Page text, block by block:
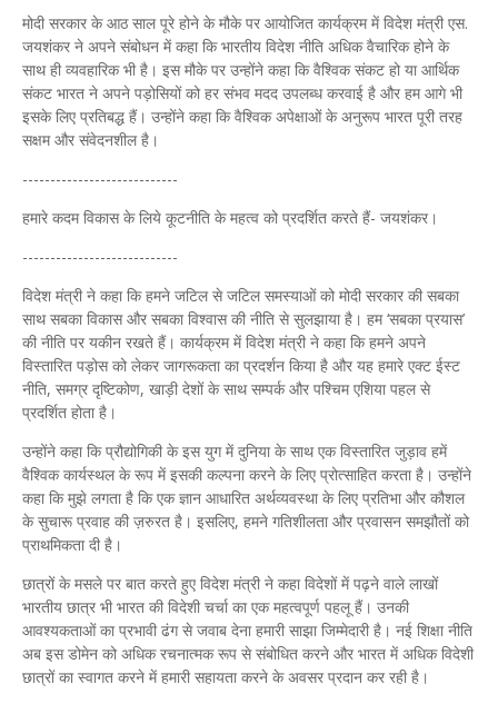
मोदी सरकार के आठ साल पूरे होने के मौके पर आयोजित कार्यक्रम में विदेश मंत्री एस.
जयशंकर ने अपने संबोधन में कहा कि भारतीय विदेश नीति अधिक वैचारिक होने के
साथ ही व्यवहारिक भी है। इस मौके पर उन्होंने कहा कि वैश्विक संकट हो या आर्थिक
संकट भारत ने अपने पड़ोसियों को हर संभव मदद उपलब्ध करवाई है और हम आगे भी
इसके लिए प्रतिबद्ध हैं। उन्होंने कहा कि वैश्विक अपेक्षाओं के अनुरूप भारत पूरी तरह
सक्षम और संवेदनशील है।
----------------------------
हमारे कदम विकास के लिये कूटनीति के महत्व को प्रदर्शित करते हैं- जयशंकर।
----------------------------
विदेश मंत्री ने कहा कि हमने जटिल से जटिल समस्याओं को मोदी सरकार की सबका
साथ सबका विकास और सबका विश्वास की नीति से सुलझाया है। हम ‘सबका प्रयास’
की नीति पर यकीन रखते हैं। कार्यक्रम में विदेश मंत्री ने कहा कि हमने अपने
विस्तारित पड़ोस को लेकर जागरूकता का प्रदर्शन किया है और यह हमारे एक्ट ईस्ट
नीति, समग्र दृष्टिकोण, खाड़ी देशों के साथ सम्पर्क और पश्चिम एशिया पहल से
प्रदर्शित होता है।
उन्होंने कहा कि प्रौद्योगिकी के इस युग में दुनिया के साथ एक विस्तारित जुड़ाव हमें
वैश्विक कार्यस्थल के रूप में इसकी कल्पना करने के लिए प्रोत्साहित करता है। उन्होंने
कहा कि मुझे लगता है कि एक ज्ञान आधारित अर्थव्यवस्था के लिए प्रतिभा और कौशल
के सुचारू प्रवाह की ज़रुरत है। इसलिए, हमने गतिशीलता और प्रवासन समझौतों को
प्राथमिकता दी है।
छात्रों के मसले पर बात करते हुए विदेश मंत्री ने कहा विदेशों में पढ़ने वाले लाखों
भारतीय छात्र भी भारत की विदेशी चर्चा का एक महत्वपूर्ण पहलू हैं। उनकी
आवश्यकताओं का प्रभावी ढंग से जवाब देना हमारी साझा जिम्मेदारी है। नई शिक्षा नीति
अब इस डोमेन को अधिक रचनात्मक रूप से संबोधित करने और भारत में अधिक विदेशी
छात्रों का स्वागत करने में हमारी सहायता करने के अवसर प्रदान कर रही है।